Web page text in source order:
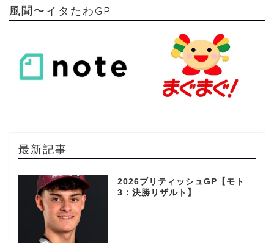
風聞〜イタたわGP
最新記事
2026ブリティッシュGP【モト
3：決勝リザルト】